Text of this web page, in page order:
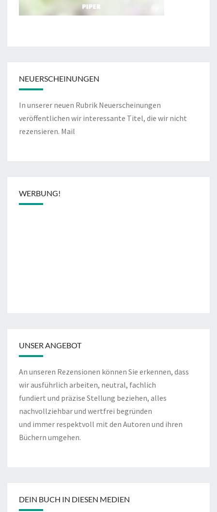
NEUERSCHEINUNGEN
In unserer neuen Rubrik Neuerscheinungen
veröffentlichen wir interessante Titel, die wir nicht
rezensieren. Mail
WERBUNG!
UNSER ANGEBOT
An unseren Rezensionen können Sie erkennen, dass
wir ausführlich arbeiten, neutral, fachlich
fundiert und präzise Stellung beziehen, alles
nachvollziehbar und wertfrei begründen
und immer respektvoll mit den Autoren und ihren
Büchern umgehen.
DEIN BUCH IN DIESEN MEDIEN